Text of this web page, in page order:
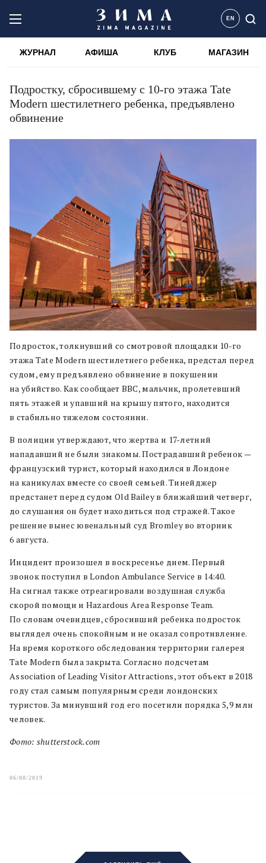
EN
ЖУРНАЛ АФИША КЛУБ МАГАЗИН
Подростку, сбросившему с 10-го этажа Tate
Modern шестилетнего ребенка, предъявлено
обвинение
Подросток, толкнувший со смотровой площадки 10-го
этажа Tate Modern шестилетнего ребенка, предстал перед
судом, ему предъявлено обвинение в покушении
на убийство. Как сообщает BBC, мальчик, пролетевший
пять этажей и упавший на крышу пятого, находится
в стабильно тяжелом состоянии.
В полиции утверждают, что жертва и 17-летний
нападавший не были знакомы. Пострадавший ребенок —
французский турист, который находился в Лондоне
на каникулах вместе со своей семьей. Тинейджер
предстанет перед судом Old Bailey в ближайший четверг,
до слушания он будет находиться под стражей. Такое
решение вынес ювенальный суд Bromley во вторник
6 августа.
Инцидент произошел в воскресенье днем. Первый
звонок поступил в London Ambulance Service в 14:40.
На сигнал также отреагировали воздушная служба
скорой помощи и Hazardous Area Response Team.
По словам очевидцев, сбросивший ребенка подросток
выглядел очень спокойным и не оказал сопротивление.
На время короткого обследования территории галерея
Tate Modern была закрыта. Согласно подсчетам
Association of Leading Visitor Attractions, этот объект в 2018
году стал самым популярным среди лондонских
туристов. За минувший год его посетили порядка 5,9 млн
человек.
Фото: shutterstock.com
06/08/2019